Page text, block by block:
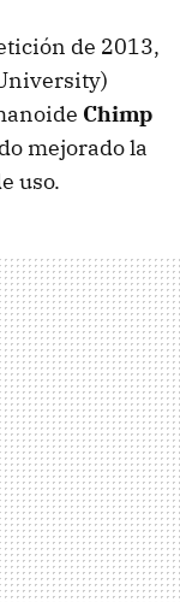
de 2013,
Chimp
mejorado la
uso.